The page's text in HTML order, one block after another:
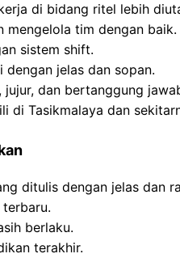
di bidang ritel lebih
mengelola tim dengan baik.
sistem shift.
dengan jelas dan sopan.
dan bertanggung
di Tasikmalaya dan
ditulis dengan jelas dan
berlaku.
terakhir.